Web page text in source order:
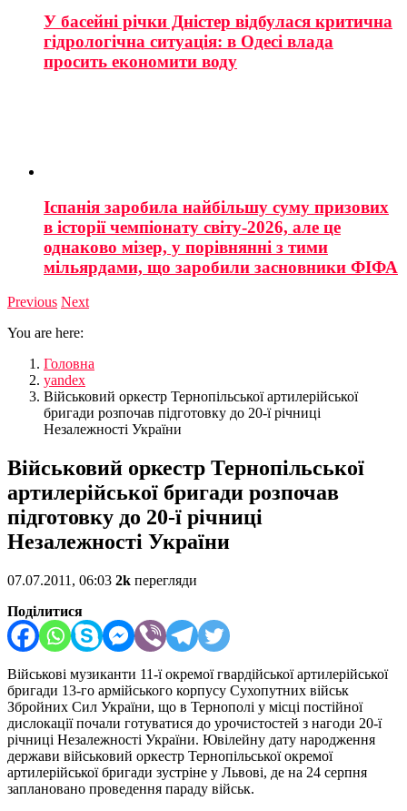
У басейні річки Дністер відбулася критична
гідрологічна ситуація: в Одесі влада
просить економити воду
Іспанія заробила найбільшу суму призових
в історії чемпіонату світу-2026, але це
однаково мізер, у порівнянні з тими
мільярдами, що заробили засновники ФІФА
Previous Next
You are here:
Головна
yandex
Військовий оркестр Тернопільської артилерійської
бригади розпочав підготовку до 20-ї річниці
Незалежності України
Військовий оркестр Тернопільської
артилерійської бригади розпочав
підготовку до 20-ї річниці
Незалежності України
07.07.2011, 06:03 2k перегляди
Поділитися
Військові музиканти 11-ї окремої гвардійської артилерійської
бригади 13-го армійського корпусу Сухопутних військ
Збройних Сил України, що в Тернополі у місці постійної
дислокації почали готуватися до урочистостей з нагоди 20-ї
річниці Незалежності України. Ювілейну дату народження
держави військовий оркестр Тернопільської окремої
артилерійської бригади зустріне у Львові, де на 24 серпня
заплановано проведення параду військ.